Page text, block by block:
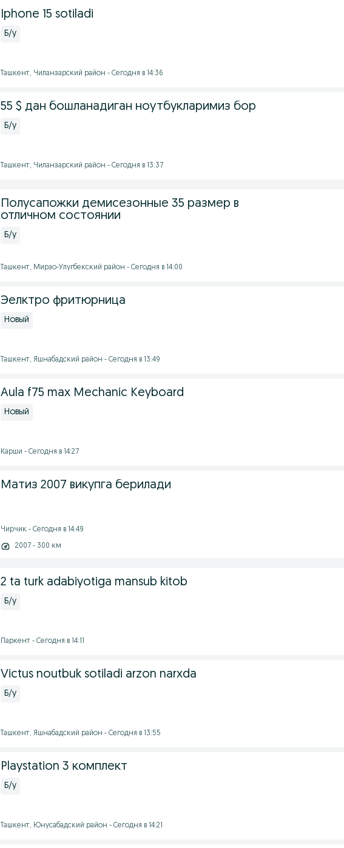
Iphone 15 sotiladi
Б/у
Ташкент, Чиланзарский район - Сегодня в 14:36
55 $ дан бошланадиган ноутбукларимиз бор
Б/у
Ташкент, Чиланзарский район - Сегодня в 13:37
Полусапожки демисезонные 35 размер в
отличном состоянии
Б/у
Ташкент, Мирзо-Улугбекский район - Сегодня в 14:00
Эелктро фритюрница
Новый
Ташкент, Яшнабадский район - Сегодня в 13:49
Aula f75 max Mechanic Keyboard
Новый
Карши - Сегодня в 14:27
Матиз 2007 викупга берилади
Чирчик - Сегодня в 14:49
2007 - 300 км
2 ta turk adabiyotiga mansub kitob
Б/у
Паркент - Сегодня в 14:11
Victus noutbuk sotiladi arzon narxda
Б/у
Ташкент, Яшнабадский район - Сегодня в 13:55
Playstation 3 комплект
Б/у
Ташкент, Юнусабадский район - Сегодня в 14:21